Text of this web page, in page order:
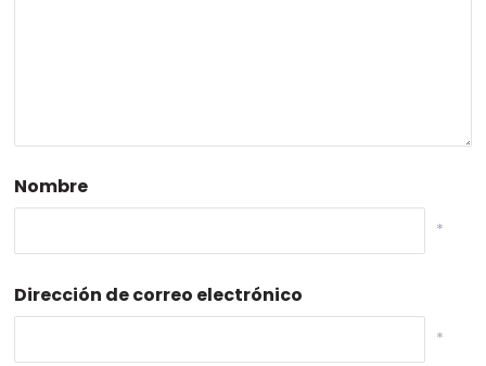
Nombre
*
Dirección de correo electrónico
*